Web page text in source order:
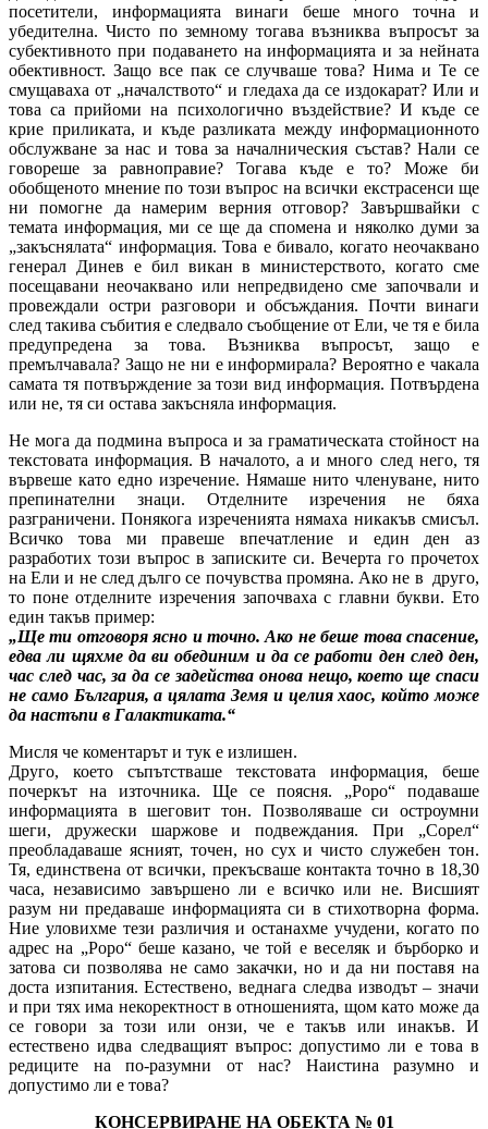
посетители, информацията винаги беше много точна и
убедителна. Чисто по земному тогава възниква въпросът за
субективното при подаването на информацията и за нейната
обективност. Защо все пак се случваше това? Нима и Те се
смущаваха от „началството“ и гледаха да се издокарат? Или и
това са прийоми на психологично въздействие? И къде се
крие приликата, и къде разликата между информационното
обслужване за нас и това за началническия състав? Нали се
говореше за равноправие? Тогава къде е то? Може би
обобщеното мнение по този въпрос на всички екстрасенси ще
ни помогне да намерим верния отговор? Завършвайки с
темата информация, ми се ще да спомена и няколко думи за
„закъснялата“ информация. Това е бивало, когато неочаквано
генерал Динев е бил викан в министерството, когато сме
посещавани неочаквано или непредвидено сме започвали и
провеждали остри разговори и обсъждания. Почти винаги
след такива събития е следвало съобщение от Ели, че тя е била
предупредена за това. Възниква въпросът, защо е
премълчавала? Защо не ни е информирала? Вероятно е чакала
самата тя потвърждение за този вид информация. Потвърдена
или не, тя си остава закъсняла информация.
Не мога да подмина въпроса и за граматическата стойност на
текстовата информация. В началото, а и много след него, тя
вървеше като едно изречение. Нямаше нито членуване, нито
препинателни знаци. Отделните изречения не бяха
разграничени. Понякога изреченията нямаха никакъв смисъл.
Всичко това ми правеше впечатление и един ден аз
разработих този въпрос в записките си. Вечерта го прочетох
на Ели и не след дълго се почувства промяна. Ако не в друго,
то поне отделните изречения започваха с главни букви. Ето
един такъв пример:
„Ще ти отговоря ясно и точно. Ако не беше това спасение,
едва ли щяхме да ви обединим и да се работи ден след ден,
час след час, за да се задейства онова нещо, което ще спаси
не само България, а цялата Земя и целия хаос, който може
да настъпи в Галактиката.“
Мисля че коментарът и тук е излишен.
Друго, което съпътстваше текстовата информация, беше
почеркът на източника. Ще се поясня. „Роро“ подаваше
информацията в шеговит тон. Позволяваше си остроумни
шеги, дружески шаржове и подвеждания. При „Сорел“
преобладаваше ясният, точен, но сух и чисто служебен тон.
Тя, единствена от всички, прекъсваше контакта точно в 18,30
часа, независимо завършено ли е всичко или не. Висшият
разум ни предаваше информацията си в стихотворна форма.
Ние уловихме тези различия и останахме учудени, когато по
адрес на „Роро“ беше казано, че той е веселяк и бърборко и
затова си позволява не само закачки, но и да ни поставя на
доста изпитания. Естествено, веднага следва изводът – значи
и при тях има некоректност в отношенията, щом като може да
се говори за този или онзи, че е такъв или инакъв. И
естествено идва следващият въпрос: допустимо ли е това в
редиците на по-разумни от нас? Наистина разумно и
допустимо ли е това?
КОНСЕРВИРАНЕ НА ОБЕКТА № 01